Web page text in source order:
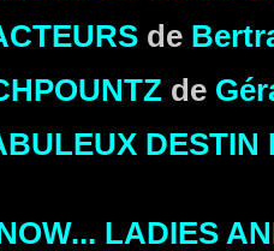
de
de
LADIES